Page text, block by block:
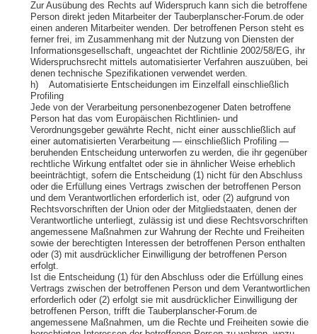
Zur Ausübung des Rechts auf Widerspruch kann sich die betroffene
Person direkt jeden Mitarbeiter der Tauberplanscher-Forum.de oder
einen anderen Mitarbeiter wenden. Der betroffenen Person steht es
ferner frei, im Zusammenhang mit der Nutzung von Diensten der
Informationsgesellschaft, ungeachtet der Richtlinie 2002/58/EG, ihr
Widerspruchsrecht mittels automatisierter Verfahren auszuüben, bei
denen technische Spezifikationen verwendet werden.
h) Automatisierte Entscheidungen im Einzelfall einschließlich
Profiling
Jede von der Verarbeitung personenbezogener Daten betroffene
Person hat das vom Europäischen Richtlinien- und
Verordnungsgeber gewährte Recht, nicht einer ausschließlich auf
einer automatisierten Verarbeitung — einschließlich Profiling —
beruhenden Entscheidung unterworfen zu werden, die ihr gegenüber
rechtliche Wirkung entfaltet oder sie in ähnlicher Weise erheblich
beeinträchtigt, sofern die Entscheidung (1) nicht für den Abschluss
oder die Erfüllung eines Vertrags zwischen der betroffenen Person
und dem Verantwortlichen erforderlich ist, oder (2) aufgrund von
Rechtsvorschriften der Union oder der Mitgliedstaaten, denen der
Verantwortliche unterliegt, zulässig ist und diese Rechtsvorschriften
angemessene Maßnahmen zur Wahrung der Rechte und Freiheiten
sowie der berechtigten Interessen der betroffenen Person enthalten
oder (3) mit ausdrücklicher Einwilligung der betroffenen Person
erfolgt.
Ist die Entscheidung (1) für den Abschluss oder die Erfüllung eines
Vertrags zwischen der betroffenen Person und dem Verantwortlichen
erforderlich oder (2) erfolgt sie mit ausdrücklicher Einwilligung der
betroffenen Person, trifft die Tauberplanscher-Forum.de
angemessene Maßnahmen, um die Rechte und Freiheiten sowie die